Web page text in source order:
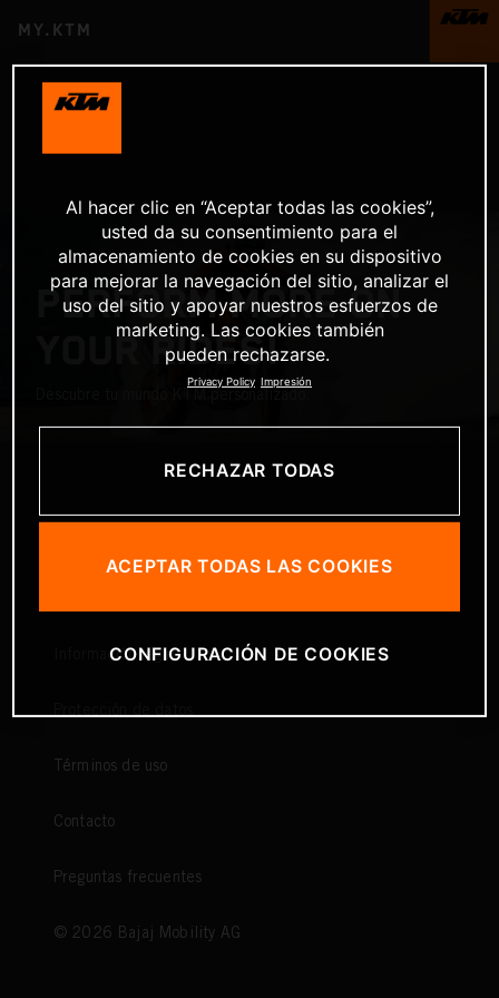
MY.KTM
PERFORM MORE ON
YOUR RIDES!
Información legal
Protección de datos
Términos de uso
Contacto
Preguntas frecuentes
© 2026 Bajaj Mobility AG
Al hacer clic en “Aceptar todas las cookies”,
usted da su consentimiento para el
almacenamiento de cookies en su dispositivo
para mejorar la navegación del sitio, analizar el
uso del sitio y apoyar nuestros esfuerzos de
marketing. Las cookies también
pueden rechazarse.
Privacy Policy Impresión
RECHAZAR TODAS
ACEPTAR TODAS LAS COOKIES
CONFIGURACIÓN DE COOKIES